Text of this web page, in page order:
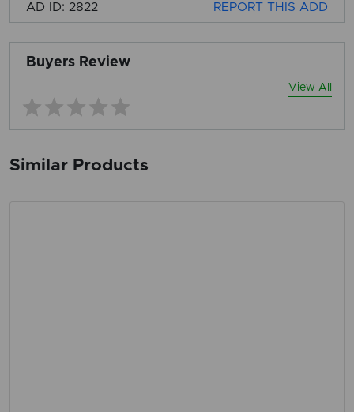
AD ID: 2822 REPORT THIS ADD
Buyers Review
View All
Similar Products